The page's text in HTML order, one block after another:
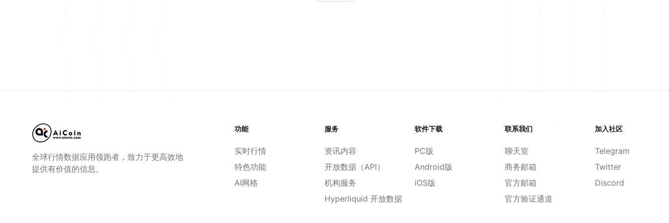
全球行情数据应用领跑者，致力于更高效地
提供有价值的信息。
功能
实时行情
特色功能
AI网格
服务
资讯内容
开放数据（API）
机构服务
Hyperliquid 开放数据
软件下载
PC版
Android版
iOS版
联系我们
聊天室
商务邮箱
官方邮箱
官方验证通道
加入社区
Telegram
Twitter
Discord